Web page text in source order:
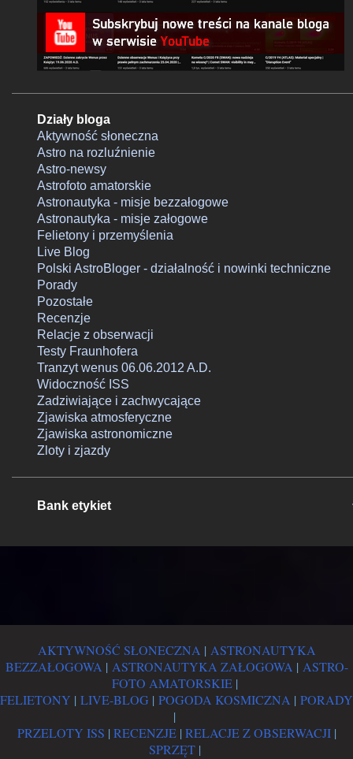
Działy bloga
Aktywność słoneczna
Astro na rozluźnienie
Astro-newsy
Astrofoto amatorskie
Astronautyka - misje bezzałogowe
Astronautyka - misje załogowe
Felietony i przemyślenia
Live Blog
Polski AstroBloger - działalność i nowinki techniczne
Porady
Pozostałe
Recenzje
Relacje z obserwacji
Testy Fraunhofera
Tranzyt wenus 06.06.2012 A.D.
Widoczność ISS
Zadziwiające i zachwycające
Zjawiska atmosferyczne
Zjawiska astronomiczne
Zloty i zjazdy
Bank etykiet
AKTYWNOŚĆ SŁONECZNA | ASTRONAUTYKA
BEZZAŁOGOWA | ASTRONAUTYKA ZAŁOGOWA | ASTRO-
FOTO AMATORSKIE|
FELIETONY | LIVE-BLOG | POGODA KOSMICZNA | PORADY
|
PRZELOTY ISS | RECENZJE| RELACJE Z OBSERWACJI|
SPRZĘT|